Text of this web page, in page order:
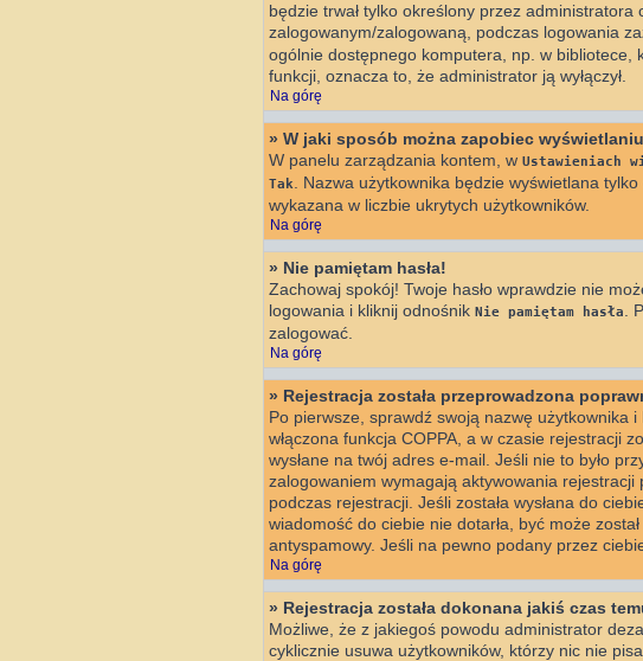
będzie trwał tylko określony przez
zalogowanym/zalogowaną, podczas logowania
ogólnie dostępnego komputera, np. w bibliotece,
funkcji, oznacza to, że administrator ją wyłączył.
Na górę
» W jaki sposób można zapobiec
W panelu zarządzania kontem, w Ustawieniach
Tak . Nazwa użytkownika będzie wyświetlana
wykazana w liczbie ukrytych użytkowników.
Na górę
» Nie pamiętam hasła!
Zachowaj spokój! Twoje hasło wprawdzie nie
logowania i kliknij odnośnik Nie pamiętam hasła
.
zalogować.
Na górę
» Rejestracja została przeprowadzona
Po pierwsze, sprawdź swoją nazwę użytkownika
włączona funkcja COPPA, a w czasie rejestracji
wysłane na twój adres e-mail. Jeśli nie to było
zalogowaniem wymagają aktywowania
podczas rejestracji. Jeśli została wysłana do
wiadomość do ciebie nie dotarła, być może
antyspamowy. Jeśli na pewno podany przez
Na górę
» Rejestracja została dokonana jakiś czas
Możliwe, że z jakiegoś powodu administrator
cyklicznie usuwa użytkowników, którzy nic nie